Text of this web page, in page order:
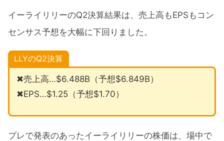
イーライリリーのQ2決算結果は、売上高もEPSもコン
センサス予想を大幅に下回りました。
LLYのQ2決算
✖売上高…$6.488B（予想$6.849B）
✖EPS…$1.25（予想$1.70）
プレで発表のあったイーライリリーの株価は、場中で